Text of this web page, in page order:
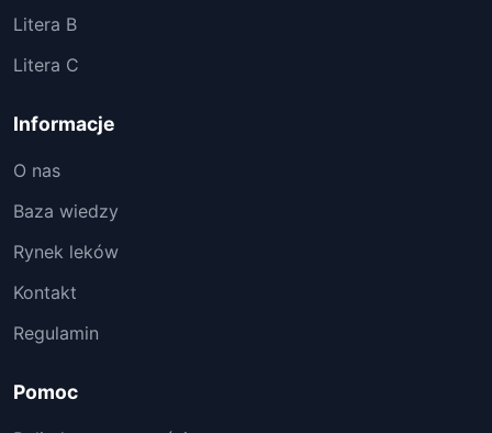
Litera B
Litera C
Informacje
O nas
Baza wiedzy
Rynek leków
Kontakt
Regulamin
Pomoc